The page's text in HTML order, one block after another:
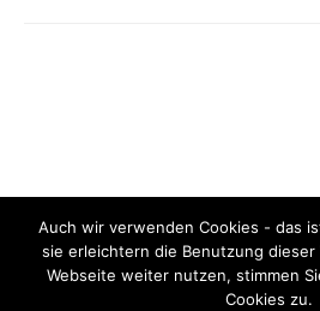
© 2026 Charity for
Auch wir verwenden Cookies - das
sie erleichtern die Benutzung dieser
Webseite weiter nutzen, stimmen
Cookies zu.